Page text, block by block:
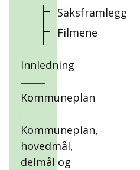
Saksframlegg
Filmene
Innledning
Kommuneplan
Kommuneplan,
hovedmål,
delmål og